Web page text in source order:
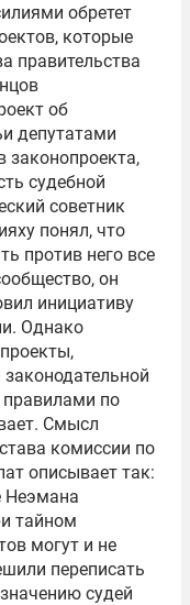
обретет
которые
правительства
об
депутатами
законопроекта,
судебной
советник
понял, что
против него все
он
инициативу
Однако
правилами по
Смысл
комиссии по
описывает так:
Неэмана
тайном
могут и не
переписать
судей